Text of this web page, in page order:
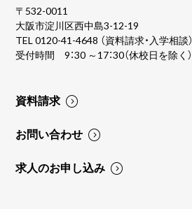
〒532-0011
大阪市淀川区西中島3-12-19
TEL0120-41-4648 （資料請求・入学相談）
受付時間 9：30 ～17：30（休校日を除く）
資料請求
お問い合わせ
求人のお申し込み